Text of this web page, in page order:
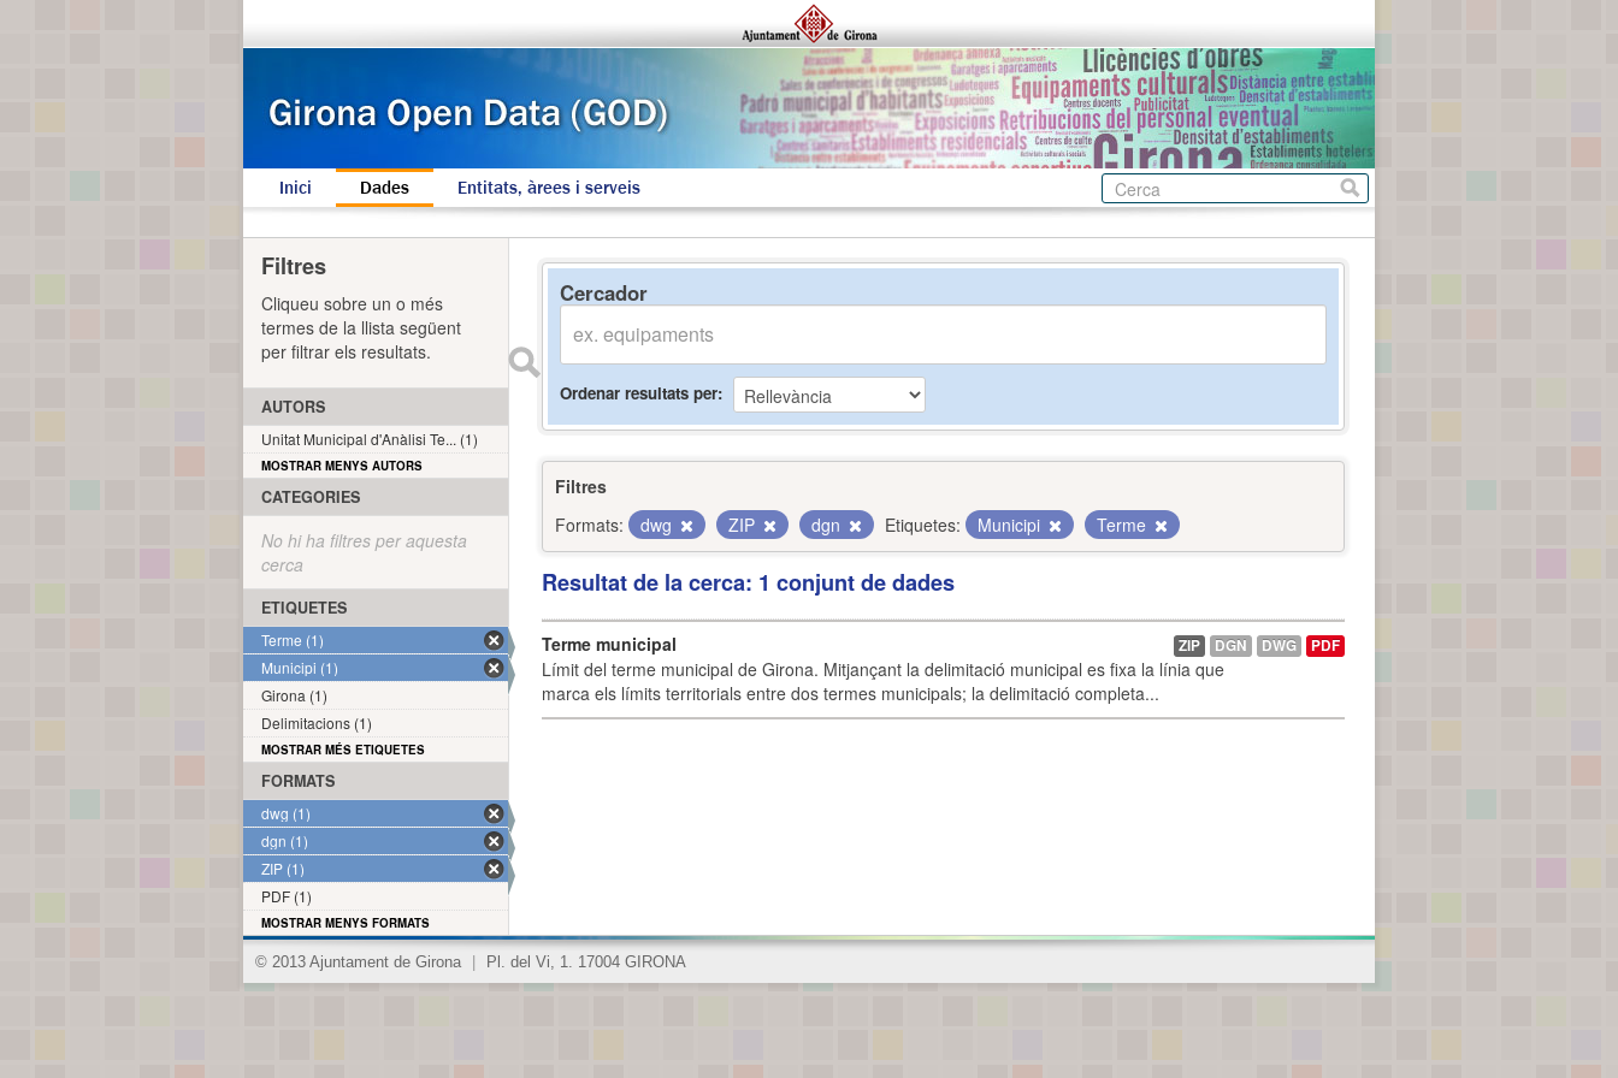
Inici Dades Entitats, àrees i serveis
Cercador
Ordenar resultats per
Filtres
Formats:
dwg ZIP dgn Etiquetes: Municipi Terme
Resultat de la cerca: 1 conjunt de dades
Terme municipal
Límit del terme municipal de Girona. Mitjançant la delimitació municipal es fixa la línia que
marca els límits territorials entre dos termes municipals; la delimitació completa...
ZIP DGN DWG PDF
Filtres
Cliqueu sobre un o més
termes de la llista següent
per filtrar els resultats.
AUTORS
Unitat Municipal d'Anàlisi Te... (1)
MOSTRAR MENYS AUTORS
CATEGORIES
No hi ha filtres per aquesta
cerca
ETIQUETES
Terme (1)
Municipi (1)
Girona (1)
Delimitacions (1)
MOSTRAR MÉS ETIQUETES
FORMATS
dwg (1)
dgn (1)
ZIP (1)
PDF (1)
MOSTRAR MENYS FORMATS
© 2013 Ajuntament de Girona Pl. del Vi, 1. 17004 GIRONA